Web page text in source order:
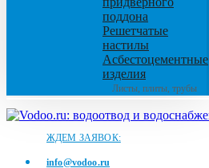
поддона
Решетчатые
настилы
Асбестоцементные
изделия
Листы, плиты, трубы
ЖДЕМ ЗАЯВОК:
info@vodoo.ru